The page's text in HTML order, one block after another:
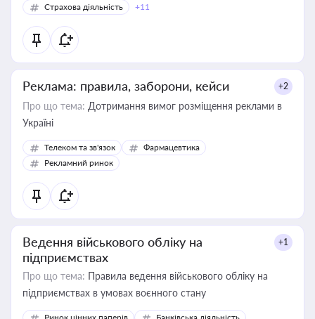
Страхова діяльність
+11
Реклама: правила, заборони, кейси +2
Про що тема: Дотримання вимог розміщення реклами в
Україні
Телеком та зв'язок
Фармацевтика
Рекламний ринок
Ведення військового обліку на
підприємствах
+1
Про що тема: Правила ведення військового обліку на
підприємствах в умовах воєнного стану